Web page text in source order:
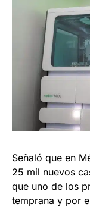
Señaló que en
25 mil nuevos
que uno de los
temprana y por